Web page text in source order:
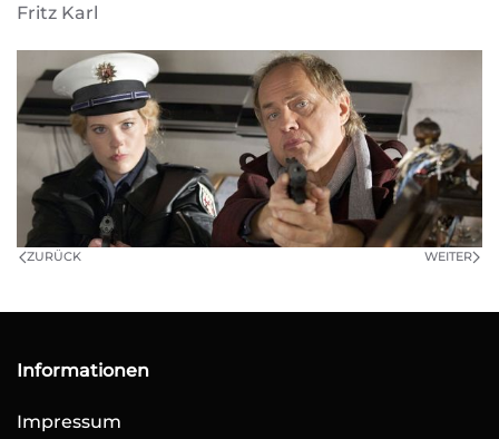
Fritz Karl
ZURÜCK WEITER
Informationen
Impressum